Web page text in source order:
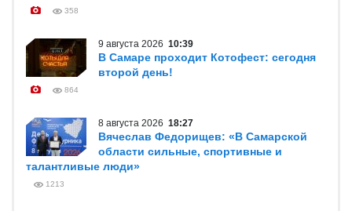
358
9 августа 2026 10:39
В Самаре проходит Котофест: сегодня
второй день!
864
8 августа 2026 18:27
Вячеслав Федорищев: «В Самарской
области сильные, спортивные и
талантливые люди»
1213